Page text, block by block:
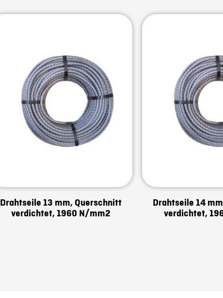
Drahtseile 13 mm, Querschnitt
verdichtet, 1960 N/mm2
Drahtseile 14
verdichtet,